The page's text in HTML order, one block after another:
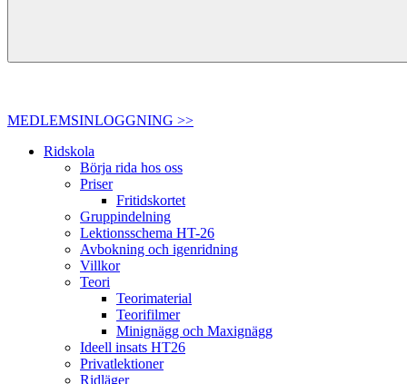
MEDLEMSINLOGGNING >>
Ridskola
Börja rida hos oss
Priser
Fritidskortet
Gruppindelning
Lektionsschema HT-26
Avbokning och igenridning
Villkor
Teori
Teorimaterial
Teorifilmer
Minignägg och Maxignägg
Ideell insats HT26
Privatlektioner
Ridläger